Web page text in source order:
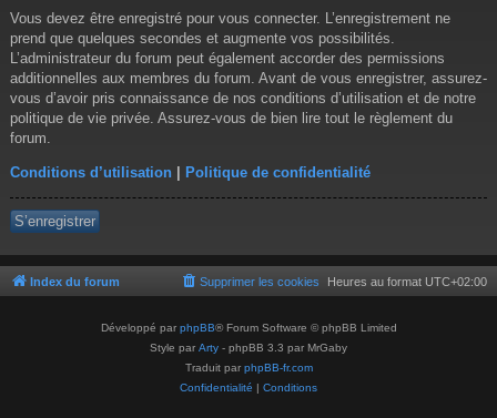
Vous devez être enregistré pour vous connecter. L’enregistrement ne
prend que quelques secondes et augmente vos possibilités.
L’administrateur du forum peut également accorder des permissions
additionnelles aux membres du forum. Avant de vous enregistrer, assurez-
vous d’avoir pris connaissance de nos conditions d’utilisation et de notre
politique de vie privée. Assurez-vous de bien lire tout le règlement du
forum.
Conditions d’utilisation | Politique de confidentialité
S’enregistrer
Index du forum Heures au format UTC+02:00
Supprimer les cookies
Développé par phpBB® Forum Software © phpBB Limited
Style par Arty - phpBB 3.3 par MrGaby
Traduit par phpBB-fr.com
Confidentialité | Conditions